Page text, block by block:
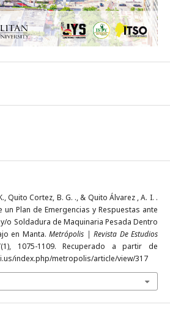
Quito Cortez, B. G. ., & Quito Álvarez , A. I. .
un Plan de Emergencias y Respuestas ante
o Soldadura de Maquinaria Pesada Dentro
en Manta. Metrópolis | Revista De Estudios
(1), 1075-1109. Recuperado a partir de
index.php/metropolis/article/view/317